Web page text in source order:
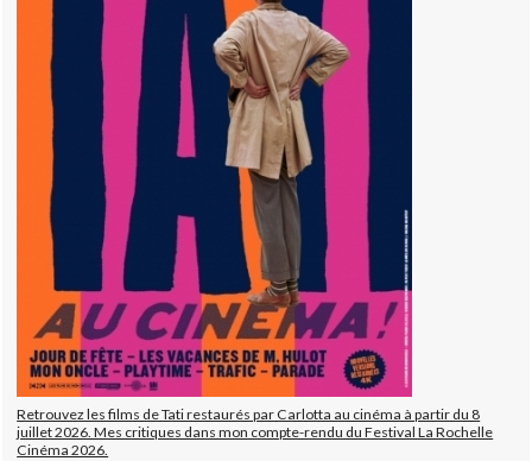
Retrouvez les films de Tati restaurés par Carlotta au cinéma à partir du 8
juillet 2026. Mes critiques dans mon compte-rendu du Festival La Rochelle
Cinéma 2026.